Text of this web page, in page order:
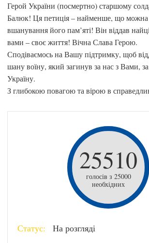
Герой України (посмертно) старшому
Балюк! Ця петиція – найменше, що можна
вшанування його пам’яті! Він віддав
вами – своє життя! Вічна Слава Герою.
Сподіваємось на Вашу підтримку, щоб
шану воїну, який загинув за нас з Вами,
Україну.
З глибокою повагою та вірою в
25510
голосів з 25000
необхідних
Статус: На розгляді